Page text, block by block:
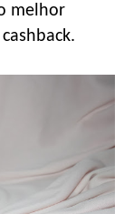
melhor